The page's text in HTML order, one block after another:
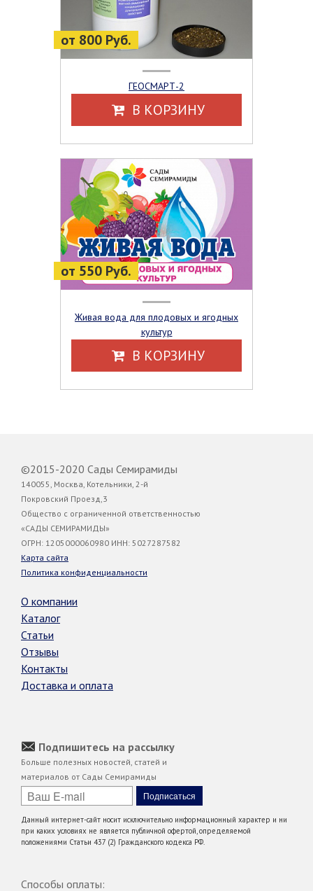
от 800 Руб.
ГЕОСМАРТ-2
В КОРЗИНУ
от 550 Руб.
Живая вода для плодовых и ягодных
культур
В КОРЗИНУ
©2015-2020 Сады Семирамиды
140055, Москва, Котельники, 2-й
Покровский Проезд,3
Общество с ограниченной ответственностью
«САДЫ СЕМИРАМИДЫ»
ОГРН: 1205000060980 ИНН: 5027287582
Карта сайта
Политика конфиденциальности
О компании
Каталог
Статьи
Отзывы
Контакты
Доставка и оплата
Подпишитесь на рассылку
Больше полезных новостей, статей и
материалов от Сады Семирамиды
Данный интернет-сайт носит исключительно информационный характер и ни
при каких условиях не является публичной офертой, определяемой
положениями Статьи 437 (2) Гражданского кодекса РФ.
Способы оплаты: